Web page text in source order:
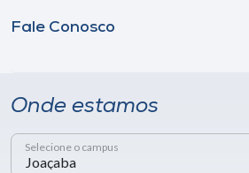
Fale Conosco
Onde estamos
Selecione o campus